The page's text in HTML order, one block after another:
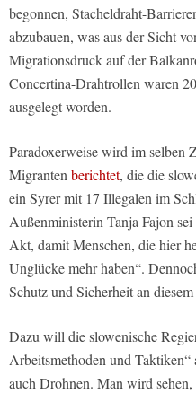
begonnen, Stacheldraht-
abzubauen, was aus der Sicht
Migrationsdruck auf der
Concertina-Drahtrollen waren
ausgelegt worden.
Paradoxerweise wird im selben
Migranten berichtet, die die
ein Syrer mit 17 Illegalen im
Außenministerin Tanja Fajon
Akt, damit Menschen, die hier
Unglücke mehr haben“.
Schutz und Sicherheit an
Dazu will die slowenische
Arbeitsmethoden und
auch Drohnen. Man wird